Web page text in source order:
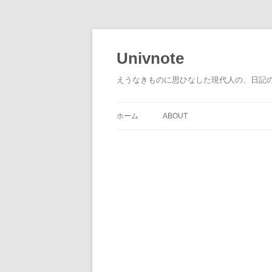
ン
ツ
へ
ス
Univnote
えうなきものに思ひなした現代人の、日記
ホーム ABOUT